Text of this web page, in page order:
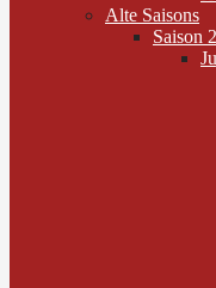
Alte Saisons
Saison